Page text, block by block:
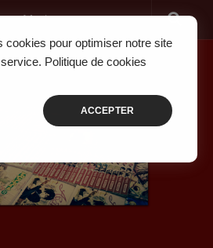
cookies pour optimiser notre site
Politique de cookies
ACCEPTER
Musique